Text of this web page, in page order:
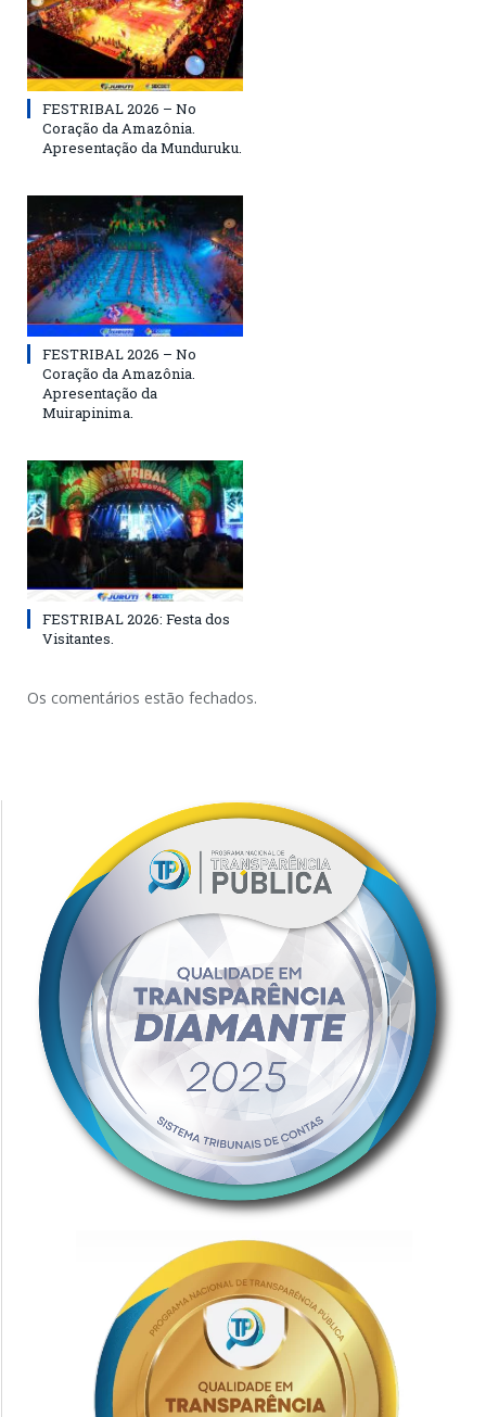
FESTRIBAL 2026 – No
Coração da Amazônia.
Apresentação da Munduruku.
FESTRIBAL 2026 – No
Coração da Amazônia.
Apresentação da
Muirapinima.
FESTRIBAL 2026: Festa dos
Visitantes.
Os comentários estão fechados.